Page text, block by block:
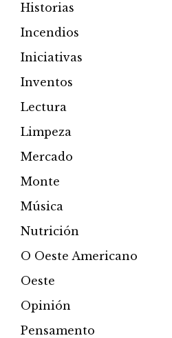
Historias
Incendios
Iniciativas
Inventos
Lectura
Limpeza
Mercado
Monte
Música
Nutrición
O Oeste Americano
Oeste
Opinión
Pensamento